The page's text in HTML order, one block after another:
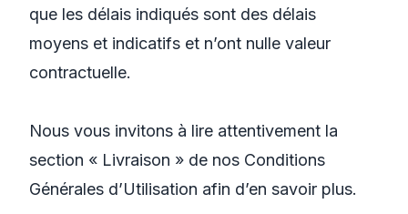
que les délais indiqués sont des délais
moyens et indicatifs et n’ont nulle valeur
contractuelle.
Nous vous invitons à lire attentivement la
section « Livraison » de nos Conditions
Générales d’Utilisation afin d’en savoir plus.